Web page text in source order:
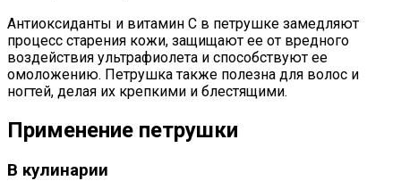
Антиоксиданты и витамин C в петрушке замедляют
процесс старения кожи, защищают ее от вредного
воздействия ультрафиолета и способствуют ее
омоложению. Петрушка также полезна для волос и
ногтей, делая их крепкими и блестящими.
Применение петрушки
В кулинарии